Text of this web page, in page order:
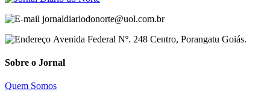
jornaldiariodonorte@uol.com.br
Avenida Federal Nº. 248 Centro, Porangatu Goiás.
Sobre o Jornal
Quem Somos